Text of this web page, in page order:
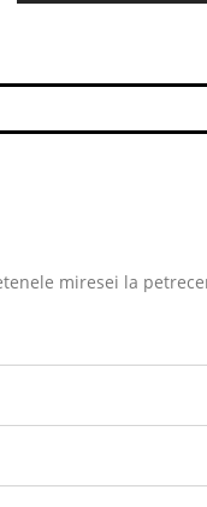
miresei la